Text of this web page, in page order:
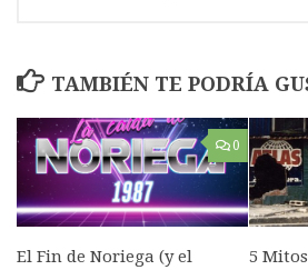
TAMBIÉN TE PODRÍA
0
El Fin de Noriega (y el
5